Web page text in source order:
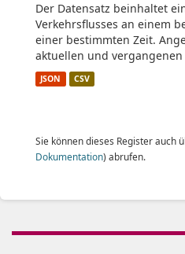
Der Datensatz beinhaltet
Verkehrsflusses an einem
einer bestimmten Zeit.
aktuellen und vergangenen
JSON CSV
Sie können dieses Register auch
Dokumentation) abrufen.